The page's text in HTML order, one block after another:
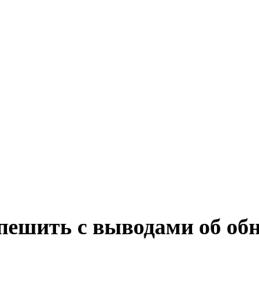
с выводами об